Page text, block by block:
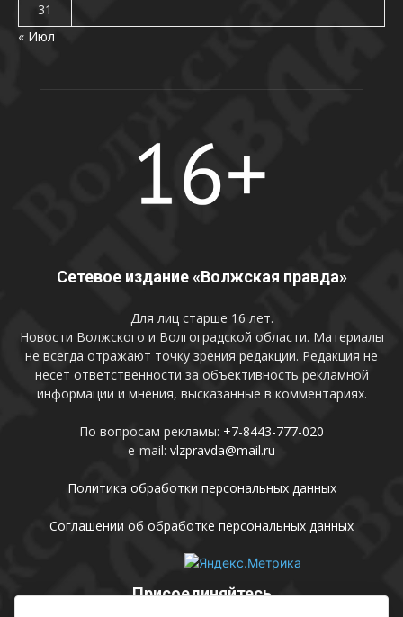
31
« Июл
Сетевое издание «Волжская правда»
Для лиц старше 16 лет.
Новости Волжского и Волгоградской области. Материалы
не всегда отражают точку зрения редакции. Редакция не
несет ответственности за объективность рекламной
информации и мнения, высказанные в комментариях.
По вопросам рекламы: +7-8443-777-020
e-mail: vlzpravda@mail.ru
Политика обработки персональных данных
Соглашении об обработке персональных данных
Присоединяйтесь